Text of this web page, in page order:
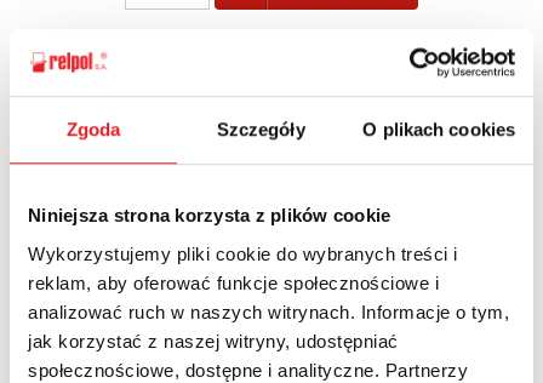
Zgoda Szczegóły O plikach cookies
Niniejsza strona korzysta z plików cookie
Wykorzystujemy pliki cookie do wybranych treści i
reklam, aby oferować funkcje społecznościowe i
analizować ruch w naszych witrynach. Informacje o tym,
jak korzystać z naszej witryny, udostępniać
społecznościowe, dostępne i analityczne. Partnerzy
Zapytaj o szczegóły oferty
Imię i nazwisko: *
Adres e-mail: *